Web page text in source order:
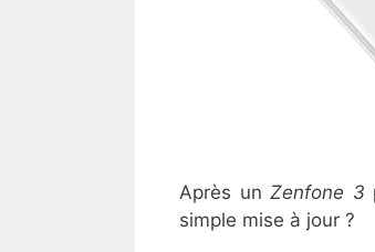
Après unZenfone 3
simple mise à jour ?